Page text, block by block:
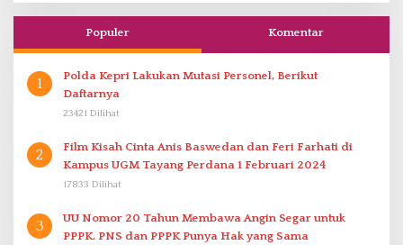
Populer Komentar
1
Polda Kepri Lakukan Mutasi Personel, Berikut
Daftarnya
23421 Dilihat
2
Film Kisah Cinta Anis Baswedan dan Feri Farhati di
Kampus UGM Tayang Perdana 1 Februari 2024
17833 Dilihat
3
UU Nomor 20 Tahun Membawa Angin Segar untuk
PPPK. PNS dan PPPK Punya Hak yang Sama